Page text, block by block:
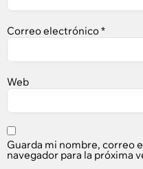
Correo electrónico*
Web
Guarda mi nombre, correo
navegador para la próxima